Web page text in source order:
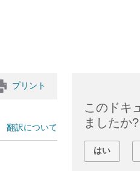
プリント
翻訳について
このドキ
ましたか?
はい